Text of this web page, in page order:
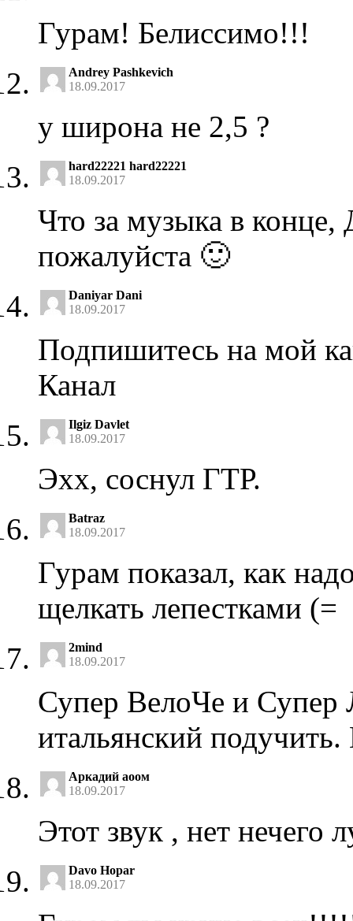
Гурам! Белиссимо!!!
Andrey Pashkevich
18.09.2017
у широна не 2,5 ?
hard22221 hard22221
18.09.2017
Что за музыка в конце,
пожалуйста 🙂
Daniyar Dani
18.09.2017
Подпишитесь на мой
Канал
Ilgiz Davlet
18.09.2017
Эхх, соснул ГТР.
Batraz
18.09.2017
Гурам показал, как
щелкать лепестками (=
2mind
18.09.2017
Супер ВелоЧе и Супер
итальянский
Аркадий аоом
18.09.2017
Этот звук , нет
Davo Hopar
18.09.2017